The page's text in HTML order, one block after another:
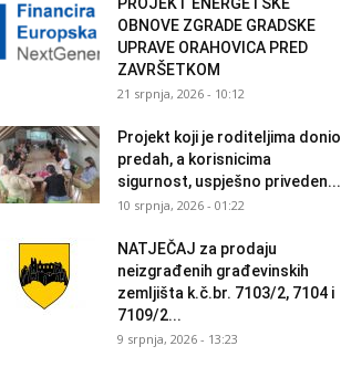
OBNOVE ZGRADE GRADSKE
UPRAVE ORAHOVICA PRED
ZAVRŠETKOM
21 srpnja, 2026 - 10:12
Projekt koji je roditeljima donio
predah, a korisnicima
sigurnost, uspješno priveden...
10 srpnja, 2026 - 01:22
NATJEČAJ za prodaju
neizgrađenih građevinskih
zemljišta k.č.br. 7103/2, 7104 i
7109/2...
9 srpnja, 2026 - 13:23